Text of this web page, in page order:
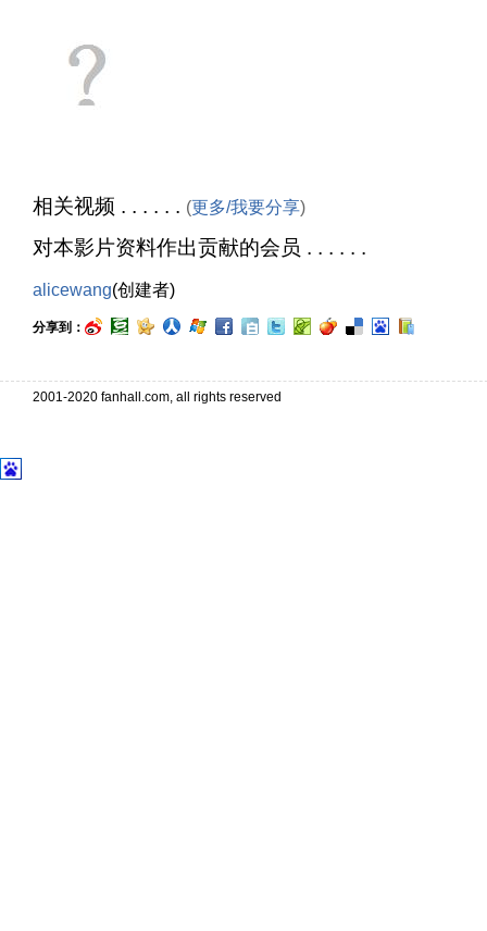
相关视频 . . . . . . (更多/我要分享)
对本影片资料作出贡献的会员 . . . . . .
alicewang(创建者)
分享到：
2001-2020 fanhall.com, all rights reserved